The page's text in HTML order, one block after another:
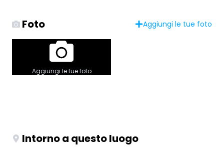
Foto Aggiungi le tue foto
Aggiungi le tue foto
Intorno a questo luogo